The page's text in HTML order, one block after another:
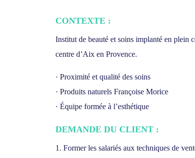
CONTEXTE :
Institut de beauté et soins implanté en plein
centre d’Aix en Provence.
· Proximité et qualité des soins
· Produits naturels Françoise Morice
· Équipe formée à l’esthétique
DEMANDE DU CLIENT :
1. Former les salariés aux techniques de